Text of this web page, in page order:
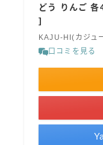
どう りんご
]
KAJU-HI(カジュ
口コミを見る